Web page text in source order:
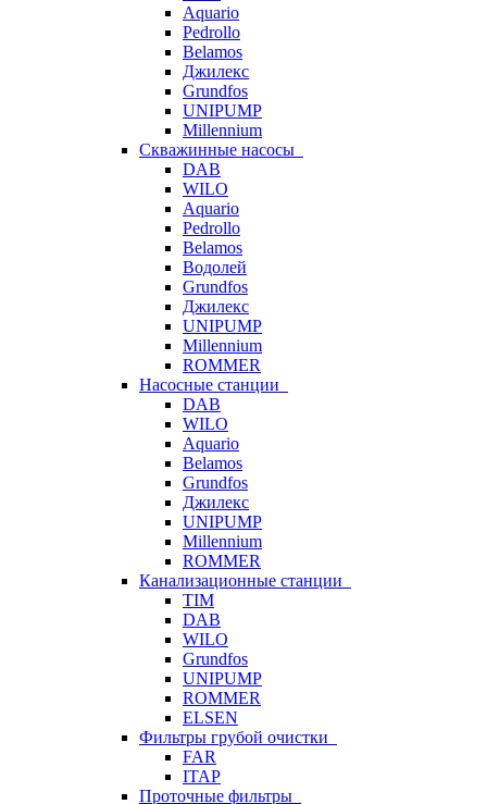
Aquario
Pedrollo
Belamos
Джилекс
Grundfos
UNIPUMP
Millennium
Скважинные насосы
DAB
WILO
Aquario
Pedrollo
Belamos
Водолей
Grundfos
Джилекс
UNIPUMP
Millennium
ROMMER
Насосные станции
DAB
WILO
Aquario
Belamos
Grundfos
Джилекс
UNIPUMP
Millennium
ROMMER
Канализационные станции
TIM
DAB
WILO
Grundfos
UNIPUMP
ROMMER
ELSEN
Фильтры грубой очистки
FAR
ITAP
Проточные фильтры